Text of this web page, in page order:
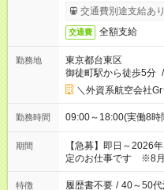
交通費別途支給あり
交通費 全額支給
勤務地
東京都台東区
御徒町駅から徒歩5分 /
＼外資系航空会社
勤務時間 09:00～18:00(実働8
期間
【急募】即日～2026
定のお仕事です ※8月
特徴 履歴書不要 / 40～50代